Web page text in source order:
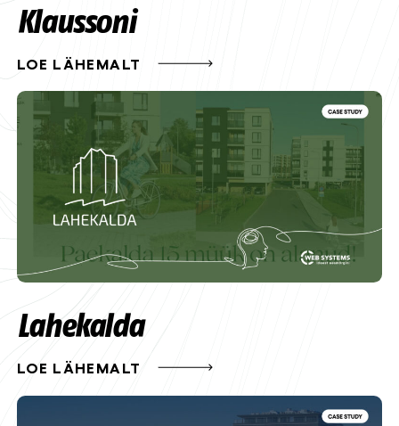
Klaussoni
LOE LÄHEMALT
Lahekalda
LOE LÄHEMALT